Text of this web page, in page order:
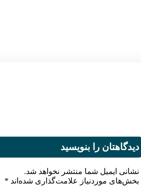
دیدگاهتان را بنویسید
نشانی ایمیل شما منتشر نخواهد شد.
بخش‌های موردنیاز علامت‌گذاری شده‌اند *